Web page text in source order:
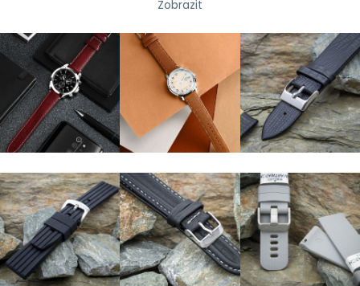
Zobrazit